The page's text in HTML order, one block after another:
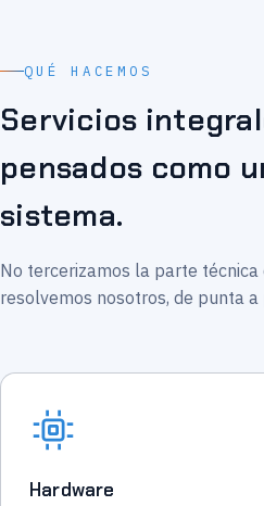
QUÉ HACEMOS
Servicios
pensados como
sistema.
No tercerizamos la parte técnica
resolvemos nosotros, de punta a
Hardware